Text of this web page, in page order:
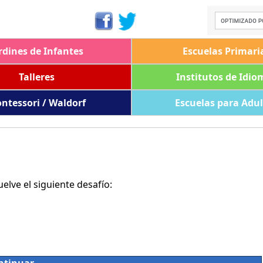
de Infantes Escuelas
Talleres
Institutos de
/ Waldorf
Escuelas para
el siguiente desafío: